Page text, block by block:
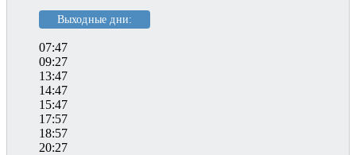
Выходные дни:
07:47
09:27
13:47
14:47
15:47
17:57
18:57
20:27